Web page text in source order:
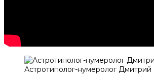
Астротиполог-нумеролог